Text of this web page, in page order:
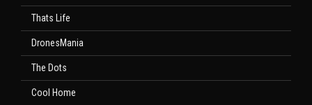
Thats Life
DronesMania
The Dots
Cool Home